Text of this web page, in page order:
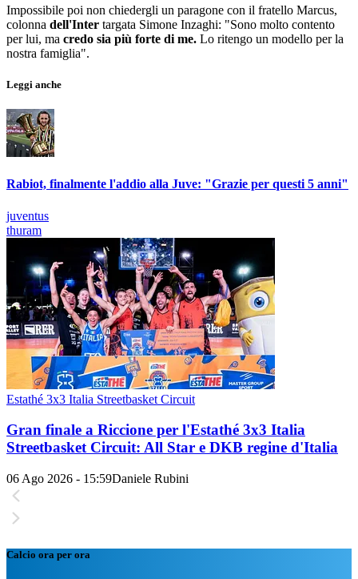
Impossibile poi non chiedergli un paragone con il fratello Marcus,
colonna dell'Inter targata Simone Inzaghi: "Sono molto contento
per lui, ma credo sia più forte di me. Lo ritengo un modello per la
nostra famiglia".
Leggi anche
Rabiot, finalmente l'addio alla Juve: "Grazie per questi 5 anni"
juventus
thuram
Estathé 3x3 Italia Streetbasket Circuit
Gran finale a Riccione per l'Estathé 3x3 Italia
Streetbasket Circuit: All Star e DKB regine d'Italia
06 Ago 2026 - 15:59Daniele Rubini
Calcio ora per ora